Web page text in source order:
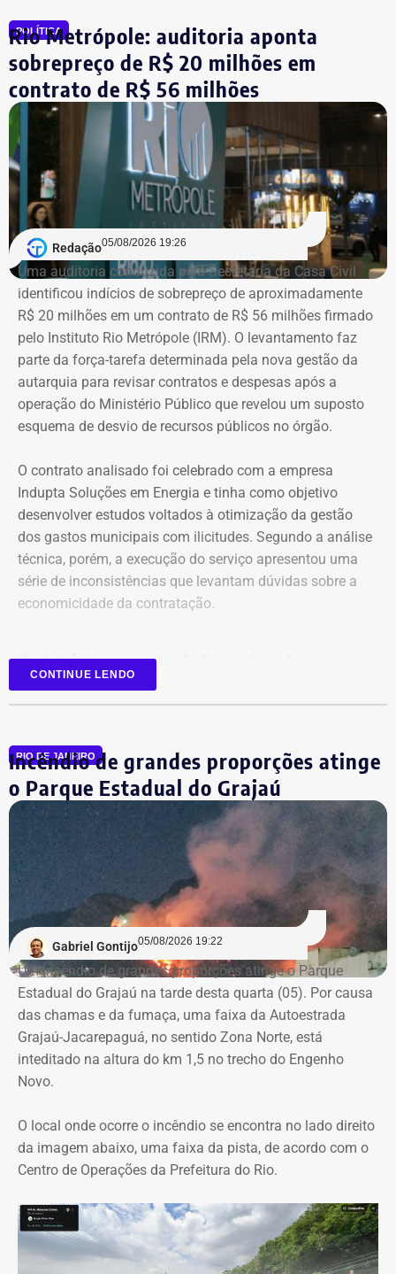
Agora candidato à reeleição na Assembleia Legislativa do
Rio (Alerj) pelo PSD, Cozzolino declarou mais de R$ 610
mil em bens. Entre os itens informados à Justiça Eleitoral
estão dois registros classificados genericamente como
“outros bens e direitos”, nos valores de R$ 95.985,48 e R$
97.555,75.
As declarações de bens são prestadas pelos próprios
candidatos à Justiça Eleitoral e podem considerar os
valores históricos de aquisição dos bens, e não
necessariamente seus preços de mercado.
O crescimento patrimonial, por si só, não indica a
existência de irregularidades.
Declaração de bens de Vinícius Cozzolino em 2026 — Foto:
Reprodução/Divulgacand
Declaração de bens de Vinícius Cozzolino em 2022 — Foto:
Reprodução/Divulgacand
POLÍTICA
Rio Metrópole: auditoria aponta
sobrepreço de R$ 20 milhões em
contrato de R$ 56 milhões
Redação05/08/2026 19:26
Uma auditoria conduzida pela Secretaria da Casa Civil
identificou indícios de sobrepreço de aproximadamente
R$ 20 milhões em um contrato de R$ 56 milhões firmado
pelo Instituto Rio Metrópole (IRM). O levantamento faz
parte da força-tarefa determinada pela nova gestão da
autarquia para revisar contratos e despesas após a
operação do Ministério Público que revelou um suposto
esquema de desvio de recursos públicos no órgão.
O contrato analisado foi celebrado com a empresa
Indupta Soluções em Energia e tinha como objetivo
desenvolver estudos voltados à otimização da gestão
dos gastos municipais com ilicitudes. Segundo a análise
técnica, porém, a execução do serviço apresentou uma
série de inconsistências que levantam dúvidas sobre a
economicidade da contratação.
Relatório aponta falhas desde o
planejamento
auditores está a concentração de funções incompatíveis
dentro do processo de contratação. Conforme o relatório,
os mesmos agentes públicos participaram das etapas de
planejamento, julgamento e fiscalização do contrato,
comprometendo a segregação de funções.
A auditoria também aponta indícios de restrição à
competitividade da licitação, observados pela baixa
variação entre as propostas apresentadas pelas
empresas concorrentes, além de falhas na elaboração do
termo de referência.
Outro ponto que chamou a atenção dos técnicos foi a
ausência de critérios objetivos para justificar a
contratação da equipe prevista. Em uma das fases do
projeto, o contrato estimava a atuação de 76
superior a R$ 28 mil. Em alguns casos, como o de
consultores especializados, os valores chegavam a quase
R$ 75 mil por profissional, sem que houvesse justificativa
Serviços pagos teriam reaproveitado
CONTINUE LENDO
RIO DE JANEIRO
Incêndio de grandes proporções atinge
o Parque Estadual do Grajaú
Gabriel Gontijo05/08/2026 19:22
Um incêndio de grandes proporções atinge o Parque
Estadual do Grajaú na tarde desta quarta (05). Por causa
das chamas e da fumaça, uma faixa da Autoestrada
Grajaú-Jacarepaguá, no sentido Zona Norte, está
inteditado na altura do km 1,5 no trecho do Engenho
Novo.
O local onde ocorre o incêndio se encontra no lado direito
da imagem abaixo, uma faixa da pista, de acordo com o
Centro de Operações da Prefeitura do Rio.